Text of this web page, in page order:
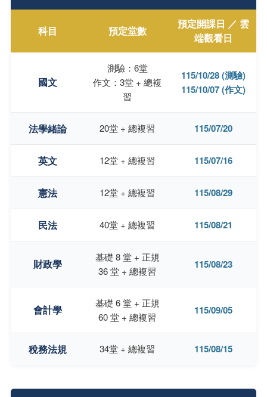
科目 預定堂數
預定開課日 ／ 雲
端觀看日
國文
測驗：6堂
作文：3堂 + 總複
習
115/10/28 (測驗)
115/10/07 (作文)
法學緒論 20堂 + 總複習 115/07/20
英文 12堂 + 總複習 115/07/16
憲法 12堂 + 總複習 115/08/29
民法 40堂 + 總複習 115/08/21
財政學
基礎 8 堂 + 正規
36 堂 + 總複習
115/08/23
會計學
基礎 6 堂 + 正規
60 堂 + 總複習
115/09/05
稅務法規 34堂 + 總複習 115/08/15